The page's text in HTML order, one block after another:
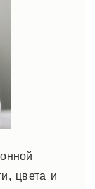
цвета и